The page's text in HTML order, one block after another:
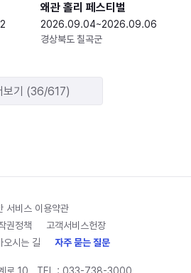
왜관 홀리 페스티벌
2026.09.04~2026.09.06
경상북도 칠곡군
보기 (36/617)
서비스 이용약관
권정책
고객서비스헌장
오시는 길 자주 묻는 질문